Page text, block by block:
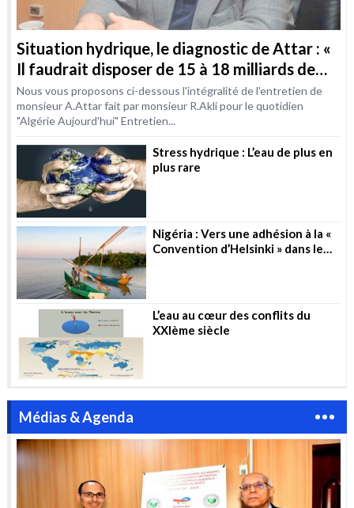
Situation hydrique, le diagnostic de Attar : «
Il faudrait disposer de 15 à 18 milliards de
m3 / an d’ici à 2030 »
Nous vous proposons ci-dessous l'intégralité de l'entretien de
monsieur A.Attar fait par monsieur R.Akli pour le quotidien
"Algérie Aujourd'hui" Entretien...
Stress hydrique : L’eau de plus en
plus rare
Nigéria : Vers une adhésion à la «
Convention d’Helsinki » dans le
L’eau au cœur des conflits du
XXIème siècle
Médias & Agenda